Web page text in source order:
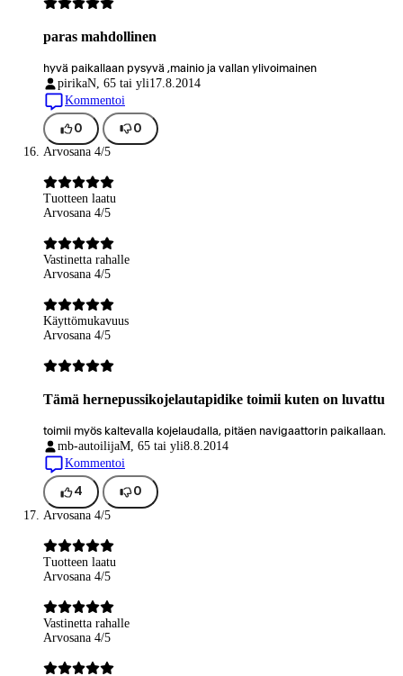
paras mahdollinen
hyvä paikallaan pysyvä ,mainio ja vallan ylivoimainen
pirikaN, 65 tai yli17.8.2014
Kommentoi
0 0
Arvosana 4/5
Tuotteen laatu
Arvosana 4/5
Vastinetta rahalle
Arvosana 4/5
Käyttömukavuus
Arvosana 4/5
Tämä hernepussikojelautapidike toimii kuten on luvattu
toimii myös kaltevalla kojelaudalla, pitäen navigaattorin paikallaan.
mb-autoilijaM, 65 tai yli8.8.2014
Kommentoi
4 0
Arvosana 4/5
Tuotteen laatu
Arvosana 4/5
Vastinetta rahalle
Arvosana 4/5